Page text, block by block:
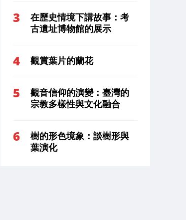
在歷史情境下講故事：考
古遺址博物館的展示
觀賞葉片的蘭花
觀音信仰的演變：臺灣的
宗教多樣性與文化融合
樹的形色境象：談樹形與
葉演化